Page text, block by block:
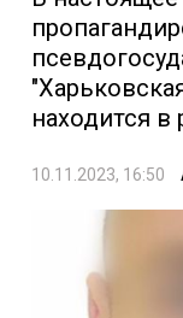
находится в
10.11.2023, 16:50